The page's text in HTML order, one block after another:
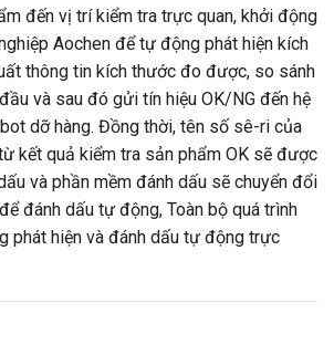
đến vị trí kiểm tra trực quan, khởi động
Aochen để tự động phát hiện kích
thông tin kích thước đo được, so sánh
và sau đó gửi tín hiệu OK/NG đến hệ
dỡ hàng. Đồng thời, tên số sê-ri của
kết quả kiểm tra sản phẩm OK sẽ được
và phần mềm đánh dấu sẽ chuyển đổi
đánh dấu tự động, Toàn bộ quá trình
phát hiện và đánh dấu tự động trực